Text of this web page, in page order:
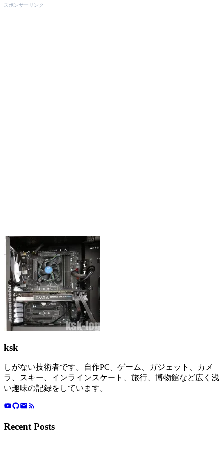
スポンサーリンク
ksk
しがない技術者です。自作PC、ゲーム、ガジェット、カメ
ラ、スキー、インラインスケート、旅行、博物館など広く浅
い趣味の記録をしています。
Recent Posts